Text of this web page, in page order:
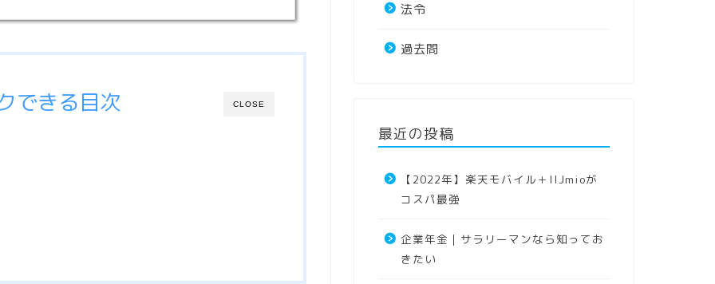
CLOSE
できる目次
法令
過去問
最近の投稿
【2022年】楽天モバイル＋IIJmioが
コスパ最強
企業年金｜サラリーマンなら知ってお
きたい